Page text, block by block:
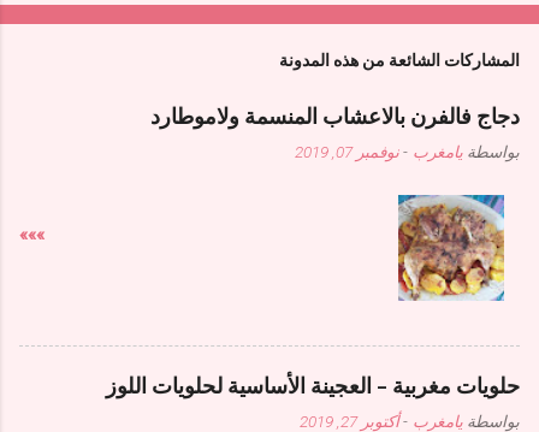
المشاركات الشائعة من هذه المدونة
دجاج فالفرن بالاعشاب المنسمة ولاموطارد
بواسطة يامغرب -نوفمبر 07, 2019
»»»
حلويات مغربية - العجينة الأساسية لحلويات اللوز
بواسطة يامغرب -أكتوبر 27, 2019